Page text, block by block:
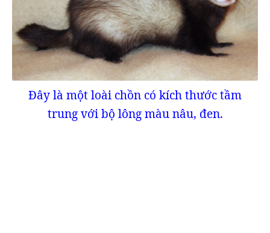
Đây là một loài chồn có kích thước tầm
trung với bộ lông màu nâu, đen.